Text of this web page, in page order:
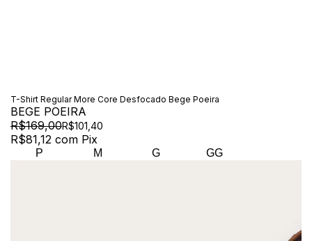
T-Shirt Regular More Core Desfocado Bege Poeira
BEGE POEIRA
R$169,00R$101,40
R$81,12 com Pix
P M G GG